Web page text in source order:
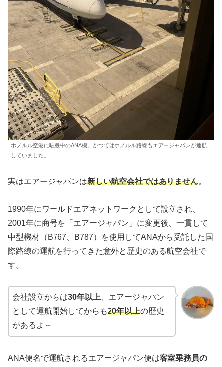
ホノルル空港に駐機中のANA機。かつてはホノルル路線もエアージャパンが運航
していました。
実はエアージャパンは新しい航空会社ではありません。
1990年にワールドエアネットワークとして設立され、
2001年に商号を「エアージャパン」に変更後、一貫して
中型機材（B767、B787）を使用してANAから受託した国
際路線の運航を行ってきた意外と歴史のある航空会社で
す。
会社設立からは30年以上 、エアージャパン
として運航開始してからも20年以上の歴史
があるよ～
ANA便名で運航されるエアージャパン便は客室乗務員の